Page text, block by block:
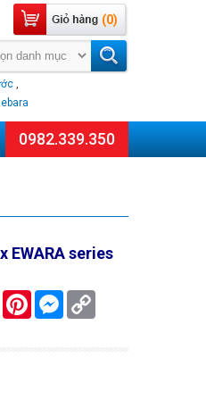
(0)
,
0982.339.350
EWARA series
TwitterPinterestMessenger